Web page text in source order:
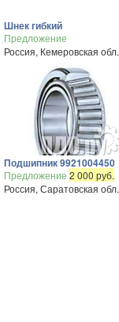
Шнек гибкий
Предложение
Россия, Кемеровская обл.
Подшипник 9921004450
Предложение 2 000 руб.
Россия, Саратовская обл.